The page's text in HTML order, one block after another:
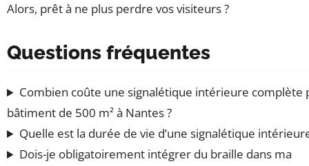
Alors, prêt à ne plus perdre vos visiteurs ?
Questions fréquentes
Combien coûte une signalétique intérieure complète
bâtiment de 500 m² à Nantes ?
Quelle est la durée de vie d’une signalétique
Dois-je obligatoirement intégrer du braille dans ma